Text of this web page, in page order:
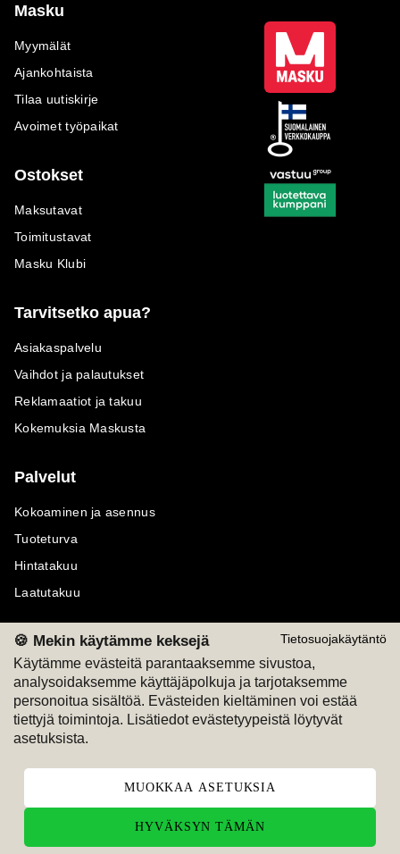
Tietosuojakäytäntö
🍪 Mekin käytämme keksejä
Käytämme evästeitä parantaaksemme sivustoa,
analysoidaksemme käyttäjäpolkuja ja tarjotaksemme
personoitua sisältöä. Evästeiden kieltäminen voi estää
tiettyjä toimintoja. Lisätiedot evästetyypeistä löytyvät
asetuksista.
MUOKKAA ASETUKSIA
HYVÄKSYN TÄMÄN
Masku
Myymälät
Ajankohtaista
Tilaa uutiskirje
Avoimet työpaikat
Ostokset
Maksutavat
Toimitustavat
Masku Klubi
Tarvitsetko apua?
Asiakaspalvelu
Vaihdot ja palautukset
Reklamaatiot ja takuu
Kokemuksia Maskusta
Palvelut
Kokoaminen ja asennus
Tuoteturva
Hintatakuu
Laatutakuu
Maksutavat
M
Seuraa meitä